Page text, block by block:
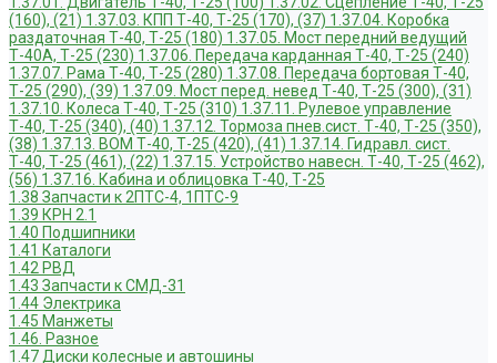
(160), (21) 1.37.03. КПП Т-40, Т-25 (170), (37) 1.37.04. Коробка
раздаточная Т-40, Т-25 (180) 1.37.05. Мост передний ведущий
Т-40А, Т-25 (230) 1.37.06. Передача карданная Т-40, Т-25 (240)
1.37.07. Рама Т-40, Т-25 (280) 1.37.08. Передача бортовая Т-40,
Т-25 (290), (39) 1.37.09. Мост перед. невед Т-40, Т-25 (300), (31)
1.37.10. Колеса Т-40, Т-25 (310) 1.37.11. Рулевое управление
Т-40, Т-25 (340), (40) 1.37.12. Тормоза пнев.сист. Т-40, Т-25 (350),
(38) 1.37.13. ВОМ Т-40, Т-25 (420), (41) 1.37.14. Гидравл. сист.
Т-40, Т-25 (461), (22) 1.37.15. Устройство навесн. Т-40, Т-25 (462),
(56) 1.37.16. Кабина и облицовка Т-40, Т-25
1.38 Запчасти к 2ПТС-4, 1ПТС-9
1.39 КРН 2.1
1.40 Подшипники
1.41 Каталоги
1.42 РВД
1.43 Запчасти к СМД-31
1.44 Электрика
1.45 Манжеты
1.46. Разное
1.47 Диски колесные и автошины